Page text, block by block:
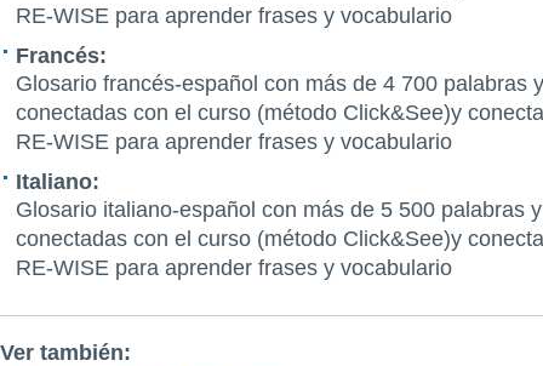
RE-WISE para aprender frases y vocabulario
Francés:
Glosario francés-español con más de 4 700 palabras
conectadas con el curso (método Click&See)y
RE-WISE para aprender frases y vocabulario
Italiano:
Glosario italiano-español con más de 5 500 palabras
conectadas con el curso (método Click&See)y
RE-WISE para aprender frases y vocabulario
Ver también: